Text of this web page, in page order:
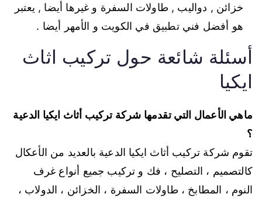
خزائن , دواليب , طاولات السفرة و غيرها أيضا , يعتبر
هو أفضل فني تطبيق في الكويت و الأمهر أيضا .
أسئلة شائعة حول تركيب اثاث
ايكيا
ماهي الأعمال التي تقدمها شركة تركيب أثاث ايكيا الدعية
؟
تقوم شركة تركيب أثاث ايكيا الدعية بالعديد من الأعكال
كالتصميم ، التصليح ، فك و تركيب جميع أنواع غرف
النوم ، المطابخ ، طاولات السفرة ، الخزائن ، الدولاب ،